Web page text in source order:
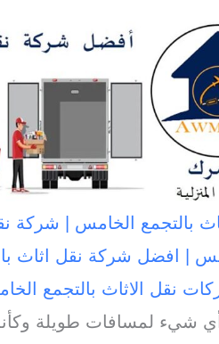
بالتجمع الخامس | شركة
| افضل شركة نقل اثاث
نقل الاثاث بالتجمع
شيء لمسافات طويلة